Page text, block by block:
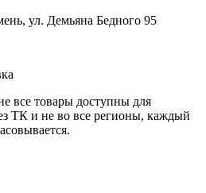
ул. Демьяна Бедного 95
все товары доступны для
ТК и не во все регионы, каждый